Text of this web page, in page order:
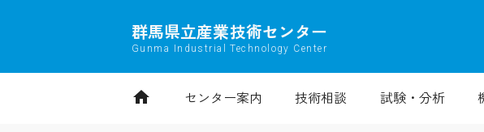
群馬県立産業技術センター
Gunma Industrial Technology Center
home センター案内 技術相談 試験・分析